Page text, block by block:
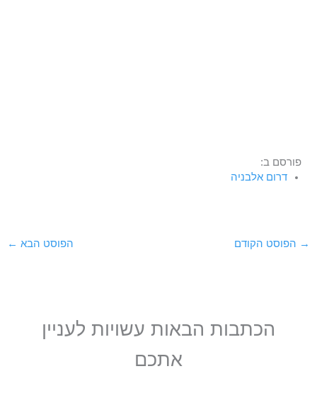
פורסם ב:
דרום אלבניה
→ הפוסט הקודם הפוסט הבא ←
הכתבות הבאות עשויות לעניין
אתכם